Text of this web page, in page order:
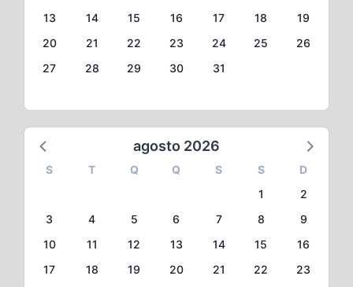
13
14 15 16 17 18
19
20
21 22 23 24 25
26
27
28 29 30 31
agosto 2026
S T Q Q S S
D
1
2
3
4 5 6 7 8
9
10
11 12 13 14 15
16
17
18 19 20 21 22 23